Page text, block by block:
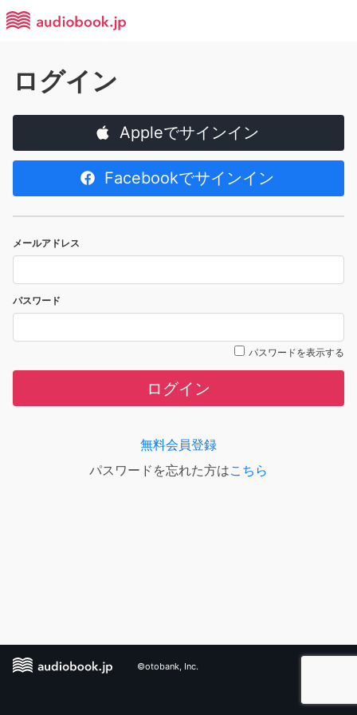
ログイン
Appleでサインイン
Facebookでサインイン
メールアドレス
パスワード
パスワードを表示する
ログイン
無料会員登録
パスワードを忘れた方はこちら
©otobank, Inc.